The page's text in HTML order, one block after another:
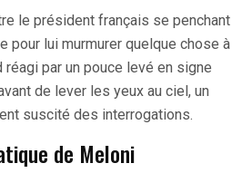
le président français se penchant
pour lui murmurer quelque chose à
réagi par un pouce levé en signe
de lever les yeux au ciel, un
suscité des interrogations.
de Meloni